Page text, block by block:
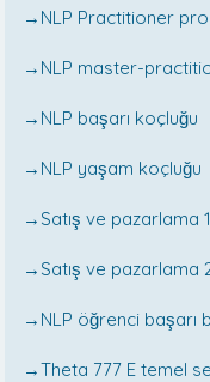
→NLP Practitioner
→NLP master-
→NLP başarı koçluğu
→NLP yaşam koçluğu
→Satış ve pazarlama 1
→Satış ve pazarlama
→NLP öğrenci başarı
→Theta 777 E temel